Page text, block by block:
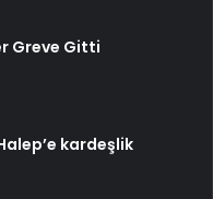
Greve Gitti
kardeşlik